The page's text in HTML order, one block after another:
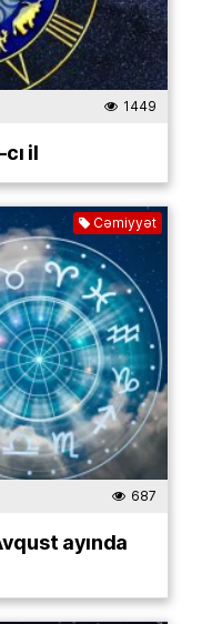
1449
il
Cəmiyyət
687
ayında